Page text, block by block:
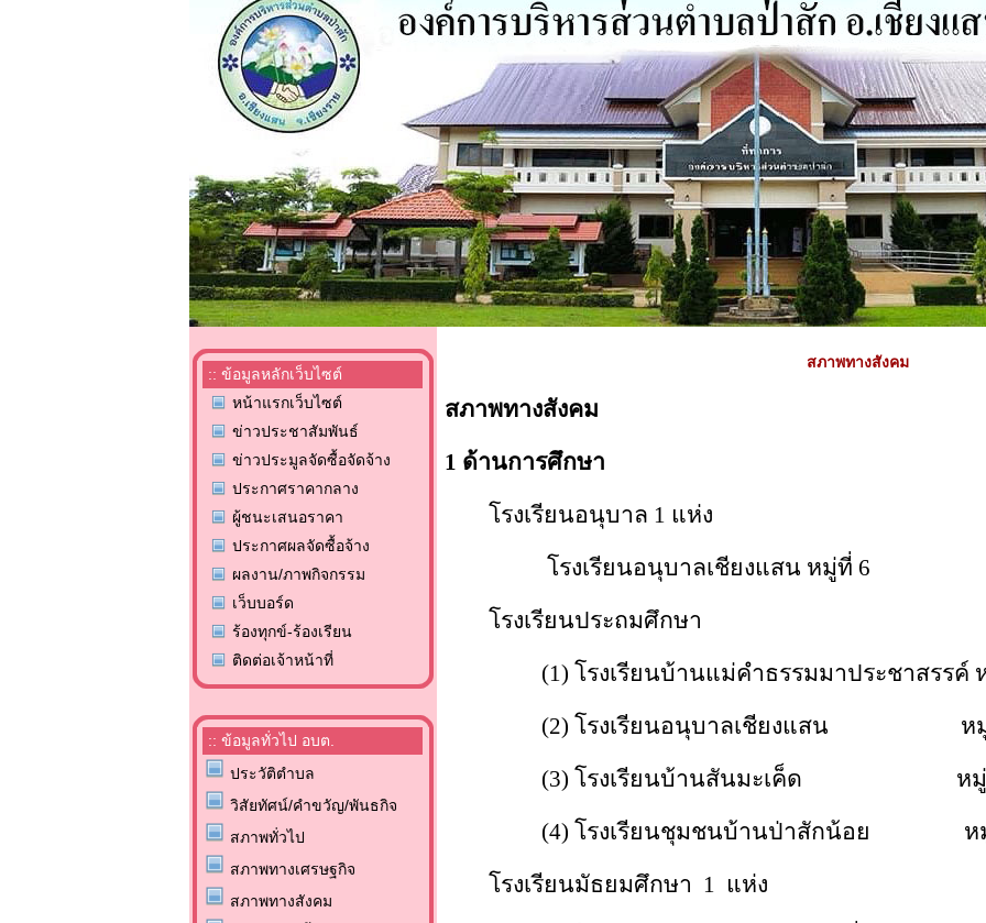
:: ข้อมูลหลักเว็บไซต์
หน้าแรกเว็บไซต์
ข่าวประชาสัมพันธ์
ข่าวประมูลจัดซื้อจัดจ้าง
ประกาศราคากลาง
ผู้ชนะเสนอราคา
ประกาศผลจัดซื้อจ้าง
ผลงาน/ภาพกิจกรรม
เว็บบอร์ด
ร้องทุกข์-ร้องเรียน
ติดต่อเจ้าหน้าที่
:: ข้อมูลทั่วไป อบต.
ประวัติตำบล
วิสัยทัศน์/คำขวัญ/พันธกิจ
สภาพทั่วไป
สภาพทางเศรษฐกิจ
สภาพทางสังคม
สภาพทางสังคม
สภาพทางสังคม
1 ด้านการศึกษา
โรงเรียนอนุบาล 1 แห่ง
โรงเรียนอนุบาลเชียงแสน หมู่ที่ 6
โรงเรียนประถมศึกษา
(1) โรงเรียนบ้านแม่คำธรรมมาประชาสรรค์
(2) โรงเรียนอนุบาลเชียงแสน หมู่
(3) โรงเรียนบ้านสันมะเค็ด หมู่
(4) โรงเรียนชุมชนบ้านป่าสักน้อย หมู่
โรงเรียนมัธยมศึกษา 1 แห่ง